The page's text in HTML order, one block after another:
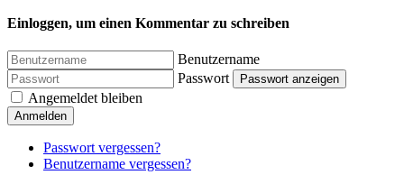
Einloggen, um einen Kommentar zu schreiben
Benutzername
Passwort
Passwort anzeigen
Angemeldet bleiben
Anmelden
Passwort vergessen?
Benutzername vergessen?